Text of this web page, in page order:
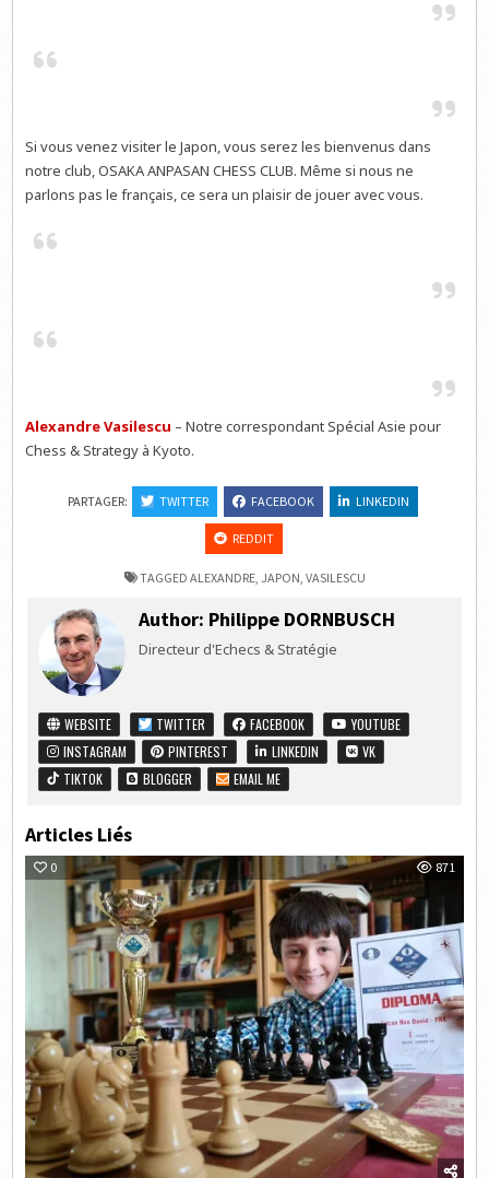
Si vous venez visiter le Japon, vous serez les bienvenus dans
notre club, OSAKA ANPASAN CHESS CLUB. Même si nous ne
parlons pas le français, ce sera un plaisir de jouer avec vous.
Alexandre Vasilescu – Notre correspondant Spécial Asie pour
Chess & Strategy à Kyoto.
PARTAGER: TWITTER FACEBOOK LINKEDIN
REDDIT
TAGGED ALEXANDRE, JAPON, VASILESCU
Author: Philippe DORNBUSCH
Directeur d'Echecs & Stratégie
WEBSITE TWITTER FACEBOOK
YOUTUBE
INSTAGRAM
PINTEREST LINKEDIN
VK
TIKTOK
BLOGGER EMAIL ME
Articles Liés
0 871